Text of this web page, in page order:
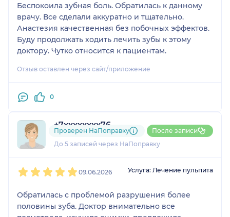
Беспокоила зубная боль. Обратилась к данному
врачу. Все сделали аккуратно и тщательно.
Анастезия качественная без побочных эффектов.
Буду продолжать ходить лечить зубы к этому
доктору. Чутко относится к пациентам.
Отзыв оставлен через сайт/приложение
0
+7xxxxxxxx76
1 отзыв
До 5 записей через НаПоправку
Проверен НаПоправку После записи
09.06.2026 Услуга: Лечение пульпита
Обратилась с проблемой разрушения более
половины зуба. Доктор внимательно все